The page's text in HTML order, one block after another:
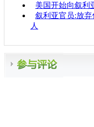
美国开始向叙利
叙利亚官员:放
人